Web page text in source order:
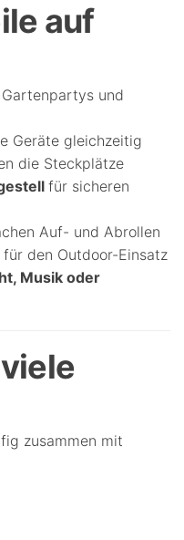
auf
und
Geräte gleichzeitig
die Steckplätze
für sicheren
Auf- und Abrollen
für den Outdoor-Einsatz
Musik oder
zusammen mit